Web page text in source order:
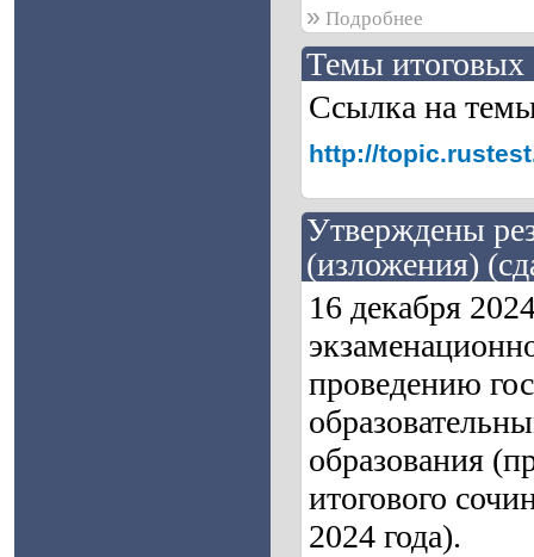
»Подробнее
Темы итоговых
Ссылка на
http://
Утверждены
(изложения)
16 декабря
проведению
образования
итогового
2024 года).